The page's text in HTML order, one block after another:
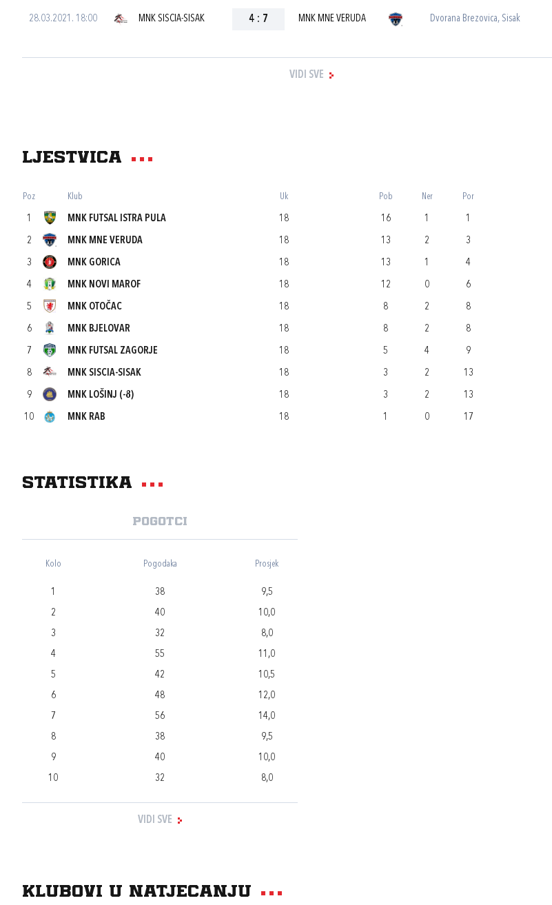
28.03.2021. 18:00 MNK SISCIA-SISAK 4 : 7 MNK MNE VERUDA Dvorana Brezovica, Sisak
VIDI SVE
Ljestvica
Poz Klub Uk Pob Ner Por
1 MNK FUTSAL ISTRA PULA 18 16 1 1
2 MNK MNE VERUDA 18 13 2 3
3 MNK GORICA 18 13 1 4
4 MNK NOVI MAROF 18 12 0 6
5 MNK OTOČAC 18 8 2 8
6 MNK BJELOVAR 18 8 2 8
7 MNK FUTSAL ZAGORJE 18 5 4 9
8 MNK SISCIA-SISAK 18 3 2 13
9 MNK LOŠINJ (-8) 18 3 2 13
10 MNK RAB 18 1 0 17
Statistika
Pogotci
Kolo Pogodaka Prosjek
1 38
9,5
2
40
10,0
3
32
8,0
4
55
11,0
5
42
10,5
6
48
12,0
7
56
14,0
8
38
9,5
9
40
10,0
10
32 8,0
VIDI SVE
Klubovi u natjecanju